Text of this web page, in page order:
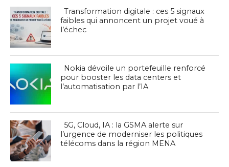
Transformation digitale : ces 5 signaux
faibles qui annoncent un projet voué à
l’échec
Nokia dévoile un portefeuille renforcé
pour booster les data centers et
l’automatisation par l’IA
5G, Cloud, IA : la GSMA alerte sur
l’urgence de moderniser les politiques
télécoms dans la région MENA